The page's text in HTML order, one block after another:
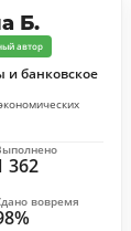
Б.
автор
банковское
362
вовремя